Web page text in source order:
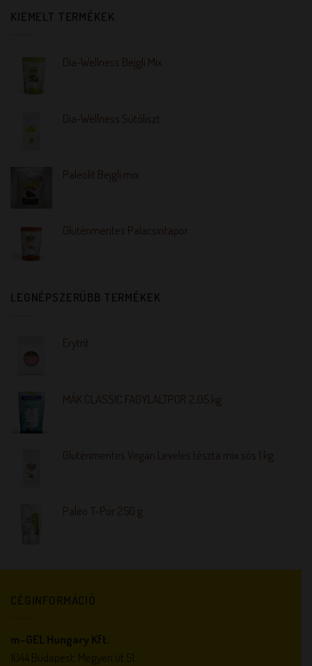
KIEMELT TERMÉKEK
Dia-Wellness Bejgli Mix
Dia-Wellness Sütőliszt
Paleolit Bejgli mix
Gluténmentes Palacsintapor
LEGNÉPSZERŰBB TERMÉKEK
Erytrit
MÁK CLASSIC FAGYLALTPOR 2,05 kg
Gluténmentes Vegán Leveles tészta mix sós 1 kg
Paleo T-Por 250 g
CÉGINFORMÁCIÓ
m-GEL Hungary Kft.
1044 Budapest, Megyeri út 51.